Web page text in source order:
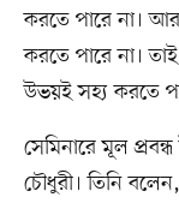
করতে পারে না। আর
করতে পারে না।
উভয়ই সহ্য করতে
সেমিনারে মূল
চৌধুরী। তিনি